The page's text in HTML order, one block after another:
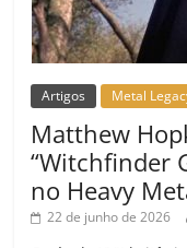
Artigos Metal
Matthew
“Witchfinder
no Heavy
22 de junho de 2026